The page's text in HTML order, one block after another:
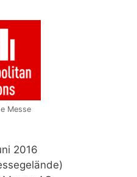
Messe
2016